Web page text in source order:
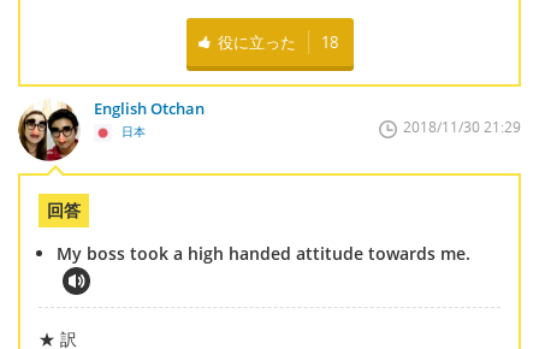
役に立った 18
English Otchan
日本 2018/11/30 21:29
回答
My boss took a high handed attitude towards me.
★ 訳